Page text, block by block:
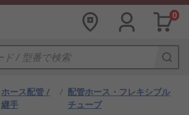
0
ホース配管 /
継手
/ 配管ホース・フレキシブル
チューブ